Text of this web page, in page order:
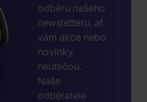
odběru našeho
newsletteru, ať
vám akce nebo
novinky
neutečou.
Naše
odběratele